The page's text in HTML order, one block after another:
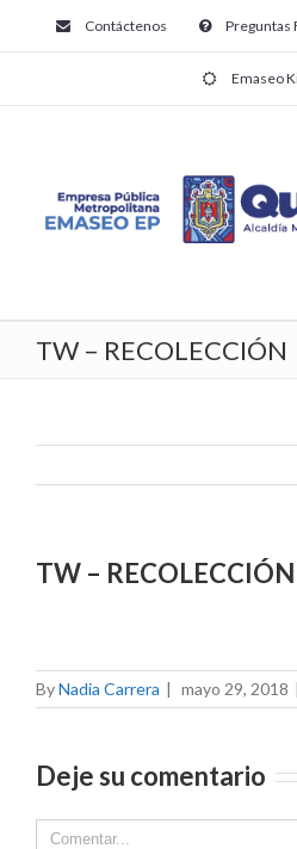
Contáctenos Preguntas
Emaseo
TW – RECOLECCIÓN
TW – RECOLECCIÓN
ByNadia Carrera | mayo 29, 2018 |
Deje su comentario
Comment